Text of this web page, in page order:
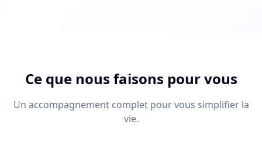
Ce que nous faisons pour vous
Un accompagnement complet pour vous simplifier la
vie.